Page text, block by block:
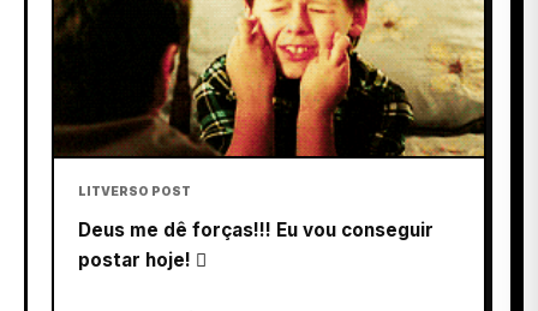
LITVERSO POST
Deus me dê forças!!! Eu vou conseguir
postar hoje! 